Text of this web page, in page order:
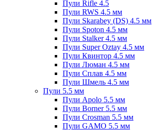
Пули Rifle 4.5
Пули RWS 4.5 мм
Пули Skarabey (DS) 4.5 мм
Пули Spoton 4.5 мм
Пули Stalker 4.5 мм
Пули Super Oztay 4.5 мм
Пули Квинтор 4.5 мм
Пули Люман 4.5 мм
Пули Сплав 4.5 мм
Пули Шмель 4.5 мм
Пули 5.5 мм
Пули Apolo 5.5 мм
Пули Borner 5.5 мм
Пули Crosman 5.5 мм
Пули GAMO 5.5 мм